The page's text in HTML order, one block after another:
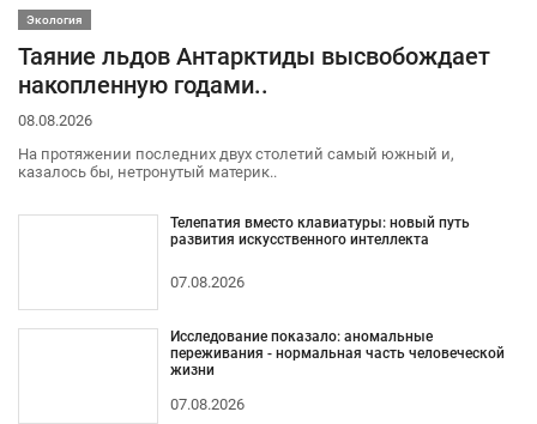
Экология
Таяние льдов Антарктиды высвобождает
накопленную годами..
08.08.2026
На протяжении последних двух столетий самый южный и,
казалось бы, нетронутый материк..
Телепатия вместо клавиатуры: новый путь
развития искусственного интеллекта
07.08.2026
Исследование показало: аномальные
переживания - нормальная часть человеческой
жизни
07.08.2026